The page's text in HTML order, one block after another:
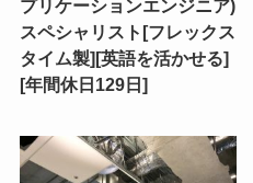
プリケーションエンジニア)
スペシャリスト[フレックス
タイム製][英語を活かせる]
[年間休日129日]